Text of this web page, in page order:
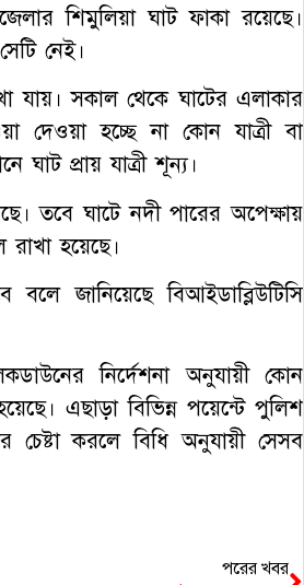
শিমুলিয়া ঘাট ফাকা রয়েছে।
নেই।
যায়। সকাল থেকে ঘাটের এলাকার
দেওয়া হচ্ছে না কোন যাত্রী বা
ঘাট প্রায় যাত্রী শূন্য।
তবে ঘাটে নদী পারের অপেক্ষায়
হয়েছে।
জানিয়েছে বিআইডাব্লিউটিসি
নির্দেশনা অনুযায়ী কোন
এছাড়া বিভিন্ন পয়েন্টে পুলিশ
চেষ্টা করলে বিধি অনুযায়ী সেসব
পরের খবর